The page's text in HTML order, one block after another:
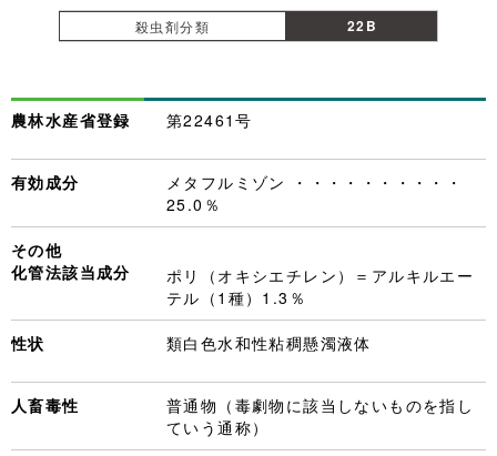
殺虫剤分類 22B
農林水産省登録 第22461号
有効成分
メタフルミゾン ・・・・・・・・・・
25.0％
その他
化管法該当成分
ポリ（オキシエチレン）＝アルキルエー
テル（1種）1.3％
性状 類白色水和性粘稠懸濁液体
人畜毒性
普通物（毒劇物に該当しないものを指し
ていう通称）